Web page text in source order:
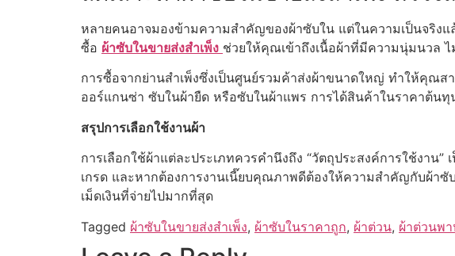
หลายคนอาจมองข้ามความสำคัญของผ้าซับใน แต่ในความเป็นจริ
ซื้อ ผ้าซับในขายส่งสำเพ็ง ช่วยให้คุณเข้าถึงเนื้อผ้าที่มีความนุ่มนวล ไ
การซื้อจากย่านสำเพ็งซึ่งเป็นศูนย์รวมค้าส่งผ้าขนาดใหญ่ ทำให้คุณส
ออร์แกนซ่า ซับในผ้ายืด หรือซับในผ้าแพร การได้สินค้าในราคาต้น
สรุปการเลือกใช้งานผ้า
การเลือกใช้ผ้าแต่ละประเภทควรคำนึงถึง “วัตถุประสงค์การใช้งา
เกรด และหากต้องการงานเนี๊ยบคุณภาพดีต้องให้ความสำคัญกับผ้
เม็ดเงินที่จ่ายไปมากที่สุด
Tagged ผ้าซับในขายส่งสำเพ็ง, ผ้าซับในราคาถูก, ผ้าต่วน, ผ้าต่วนพ